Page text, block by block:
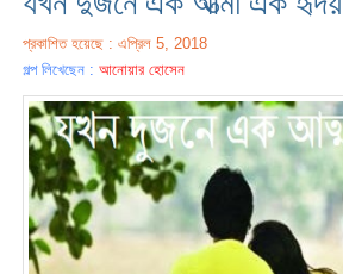
প্রকাশিত হয়েছে : এপ্রিল 5, 2018
গল্প লিখেছেন :আনোয়ার হোসেন